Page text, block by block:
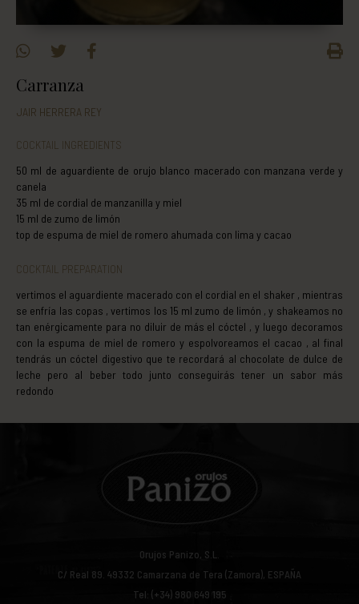
Carranza
JAIR HERRERA REY
COCKTAIL INGREDIENTS
50 ml de aguardiente de orujo blanco macerado con manzana verde y
canela
35 ml de cordial de manzanilla y miel
15 ml de zumo de limón
top de espuma de miel de romero ahumada con lima y cacao
COCKTAIL PREPARATION
vertimos el aguardiente macerado con el cordial en el shaker , mientras
se enfría las copas , vertimos los 15 ml zumo de limón , y shakeamos no
tan enérgicamente para no diluir de más el cóctel , y luego decoramos
con la espuma de miel de romero y espolvoreamos el cacao , al final
tendrás un cóctel digestivo que te recordará al chocolate de dulce de
leche pero al beber todo junto conseguirás tener un sabor más
redondo
Orujos Panizo, S.L.
C/ Real 89. 49332 Camarzana de Tera (Zamora), ESPAÑA
Tel: (+34) 980 649 195